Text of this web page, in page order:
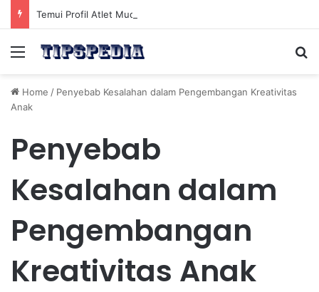
Menu
Home / Penyebab Kesalahan dalam Pengembangan Kreativitas
Anak
Penyebab
Kesalahan dalam
Pengembangan
Kreativitas Anak